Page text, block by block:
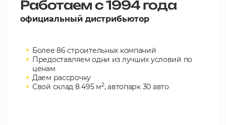
Max
Телеграм
Доставка
Оплата
О компании
Все бренды
Контакты
Работаем с 1994 года
официальный дистрибьютор
Более 86 строительных компаний
Предоставляем одни из лучших условий по
ценам
Даем рассрочку
Свой склад 8 495 м2, автопарк 30 авто